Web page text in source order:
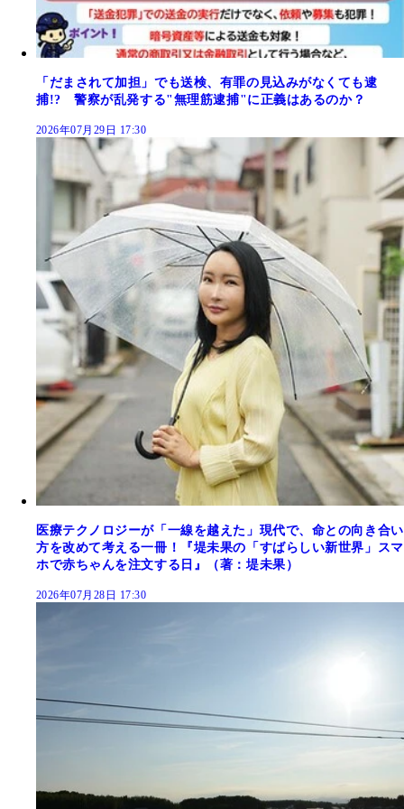
「だまされて加担」でも送検、有罪の見込みがなくても逮
捕!? 警察が乱発する"無理筋逮捕"に正義はあるのか？
2026年07月29日 17:30
医療テクノロジーが「一線を越えた」現代で、命との向き合い
方を改めて考える一冊！『堤未果の「すばらしい新世界」スマ
ホで赤ちゃんを注文する日』（著：堤未果）
2026年07月28日 17:30